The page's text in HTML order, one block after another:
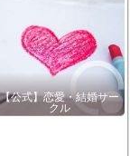
【公式】恋愛・結婚サー
クル